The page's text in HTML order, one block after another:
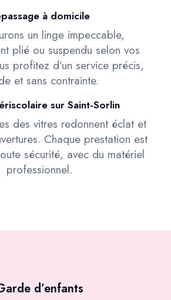
à domicile
un linge impeccable,
plié ou suspendu selon vos
profitez d’un service précis,
et sans contrainte.
sur Saint-Sorlin
des vitres redonnent éclat et
Chaque prestation est
sécurité, avec du matériel
professionnel.
d’enfants